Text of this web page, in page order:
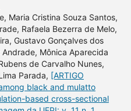
Maria Cristina Souza Santos,
Rafaela Bezerra de Melo,
Gustavo Gonçalves dos
Mônica Aparecida
de Carvalho Nunes,
Parada, [ARTIGO
black and mulatto
based cross-sectional